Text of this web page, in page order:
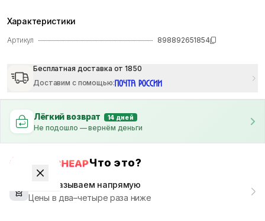
Характеристики
Артикул 898892651854
Бесплатная доставка от 1850
Доставим с помощью:
Лёгкий возврат 14 дней
Не подошло — вернём деньги
Что это?
Мы заказываем напрямую
Цены в два–четыре раза ниже